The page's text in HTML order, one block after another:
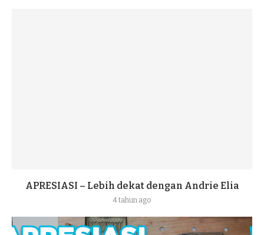
APRESIASI – Lebih dekat dengan Andrie Elia
4 tahun ago